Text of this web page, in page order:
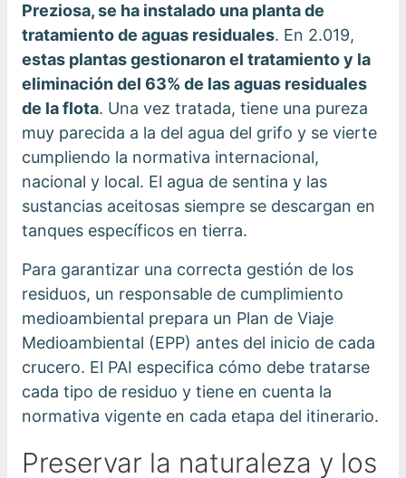
Preziosa, se ha instalado una planta de
tratamiento de aguas residuales. En 2.019,
estas plantas gestionaron el tratamiento y la
eliminación del 63% de las aguas residuales
de la flota. Una vez tratada, tiene una pureza
muy parecida a la del agua del grifo y se vierte
cumpliendo la normativa internacional,
nacional y local. El agua de sentina y las
sustancias aceitosas siempre se descargan en
tanques específicos en tierra.
Para garantizar una correcta gestión de los
residuos, un responsable de cumplimiento
medioambiental prepara un Plan de Viaje
Medioambiental (EPP) antes del inicio de cada
crucero. El PAI especifica cómo debe tratarse
cada tipo de residuo y tiene en cuenta la
normativa vigente en cada etapa del itinerario.
Preservar la naturaleza y los